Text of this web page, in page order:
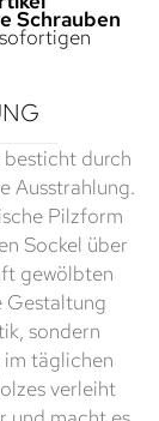
Schrauben
durch
Ausstrahlung.
Pilzform
Sockel über
gewölbten
Gestaltung
sondern
täglichen
verleiht